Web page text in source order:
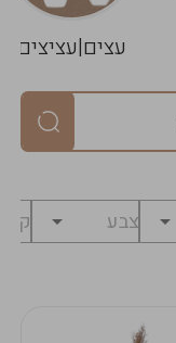
עצים|עציצים